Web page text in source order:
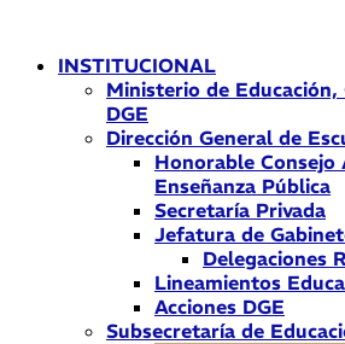
contenidoINSTITUCIONAL
Ministerio de
DGE
Dirección General de
Honorable
Enseñanza Pública
Secretaría Privada
Jefatura de
Delegaciones
Lineamientos
Acciones DGE
Subsecretaría de